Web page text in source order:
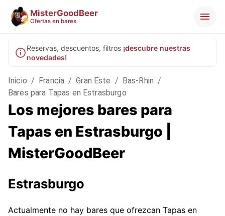
MisterGoodBeer
Ofertas en bares
Reservas, descuentos, filtros ¡descubre nuestras
novedades!
Inicio / Francia / Gran Este / Bas-Rhin /
Bares para Tapas en Estrasburgo
Los mejores bares para
Tapas en Estrasburgo |
MisterGoodBeer
Estrasburgo
Actualmente no hay bares que ofrezcan Tapas en